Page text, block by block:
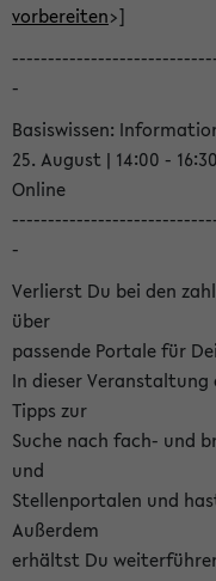
vorbereiten>]
-
Basiswissen:
25. August | 14:00 -
Online
-
Verlierst Du bei den
über
passende Portale für
In dieser
Tipps zur
Suche nach fach- und
und
Stellenportalen und
Außerdem
erhältst Du